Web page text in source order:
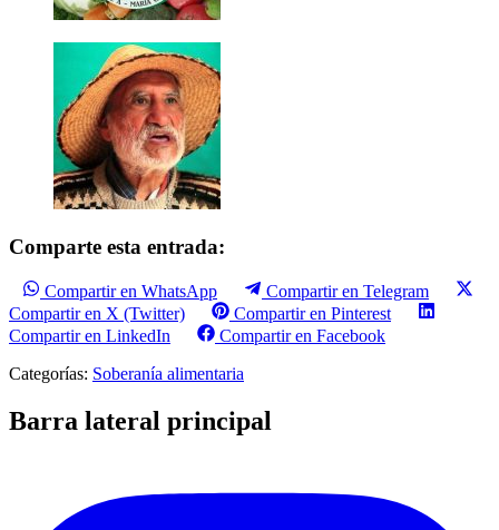
Comparte esta entrada:
Compartir en WhatsApp
Compartir en Telegram
Compartir en X (Twitter)
Compartir en Pinterest
Compartir en LinkedIn
Compartir en Facebook
Categorías: Soberanía alimentaria
Barra lateral principal